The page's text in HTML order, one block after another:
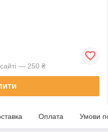
— 250 ₴
Оплата Умови